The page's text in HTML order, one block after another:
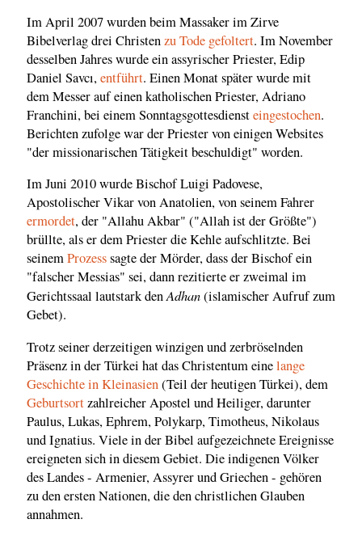
Im April 2007 wurden beim Massaker im Zirve
Bibelverlag drei Christenzu Tode gefoltert. Im November
desselben Jahres wurde ein assyrischer Priester, Edip
Daniel Savcı,entführt. Einen Monat später wurde mit
dem Messer auf einen katholischen Priester, Adriano
Franchini, bei einem Sonntagsgottesdiensteingestochen.
Berichten zufolge war der Priester von einigen Websites
"der missionarischen Tätigkeit beschuldigt" worden.
Im Juni 2010 wurde Bischof Luigi Padovese,
Apostolischer Vikar von Anatolien, von seinem Fahrer
ermordet, der "Allahu Akbar" ("Allah ist der Größte")
brüllte, als er dem Priester die Kehle aufschlitzte. Bei
seinemProzesssagte der Mörder, dass der Bischof ein
"falscher Messias" sei, dann rezitierte er zweimal im
Gerichtssaal lautstark denAdhan(islamischer Aufruf zum
Gebet).
Trotz seiner derzeitigen winzigen und zerbröselnden
Präsenz in der Türkei hat das Christentum einelange
Geschichte in Kleinasien(Teil der heutigen Türkei), dem
Geburtsortzahlreicher Apostel und Heiliger, darunter
Paulus, Lukas, Ephrem, Polykarp, Timotheus, Nikolaus
und Ignatius. Viele in der Bibel aufgezeichnete Ereignisse
ereigneten sich in diesem Gebiet. Die indigenen Völker
des Landes - Armenier, Assyrer und Griechen - gehören
zu den ersten Nationen, die den christlichen Glauben
annahmen.